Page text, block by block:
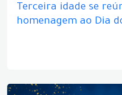
Terceira idade se
homenagem ao Dia